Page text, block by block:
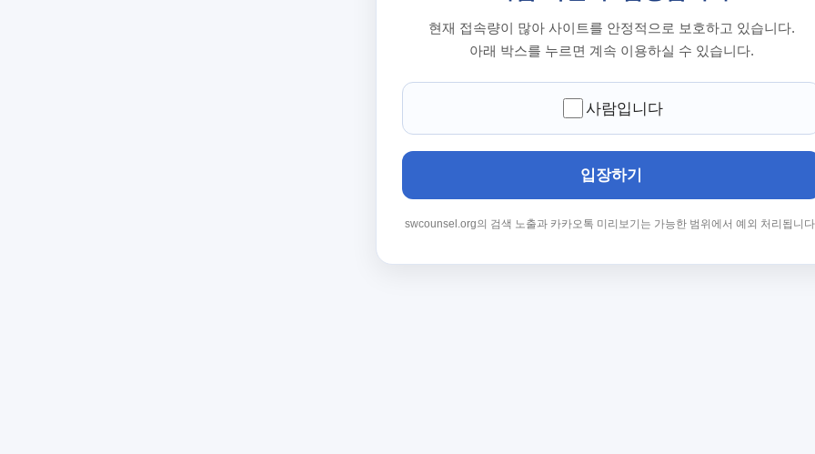
현재 접속량이 많아 사이트를 안정적으로 보호하고 있습니다.
아래 박스를 누르면 계속 이용하실 수 있습니다.
사람입니다
입장하기
swcounsel.org의 검색 노출과 카카오톡 미리보기는 가능한 범위에서 예외 처리됩니